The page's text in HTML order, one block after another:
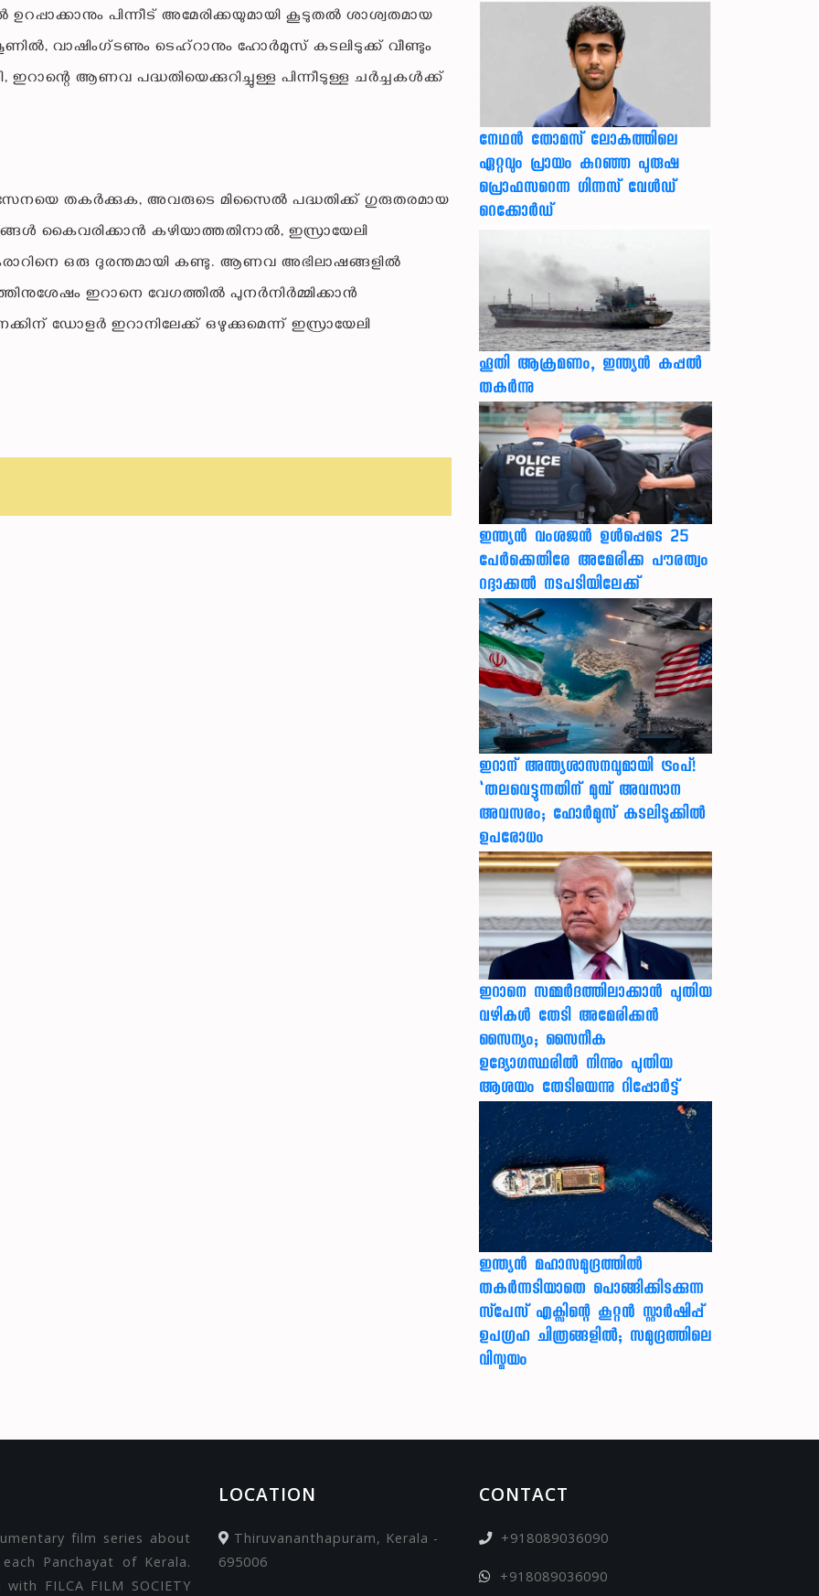
ഉറപ്പാക്കാനും പിന്നീട് അമേരിക്കയുമായി കൂടുതൽ ശാശ്വതമായ
വാഷിംഗ്ടണും ടെഹ്‌റാനും ഹോർമുസ് കടലിടുക്ക് വീണ്ടും
ഇറാന്റെ ആണവ പദ്ധതിയെക്കുറിച്ചുള്ള പിന്നീടുള്ള ചർച്ചകൾക്ക്
സേനയെ തകർക്കുക, അവരുടെ മിസൈൽ പദ്ധതിക്ക് ഗുരുതരമായ
കൈവരിക്കാൻ കഴിയാത്തതിനാൽ, ഇസ്രായേലി
ഒരു ദുരന്തമായി കണ്ടു. ആണവ അഭിലാഷങ്ങളിൽ
ഇറാനെ വേഗത്തിൽ പുനർനിർമ്മിക്കാൻ
ഡോളർ ഇറാനിലേക്ക് ഒഴുക്കുമെന്ന് ഇസ്രായേലി
നേഥന്‍ തോമസ് ലോകത്തിലെ
ഏറ്റവും പ്രായം കുറഞ്ഞ പുരുഷ
പ്രൊഫസറെന്ന ഗിന്നസ് വേള്‍ഡ്
റെക്കോര്‍ഡ്
ഹൂതി ആക്രമണം, ഇന്ത്യൻ കപ്പൽ
തകർന്നു
ഇന്ത്യന്‍ വംശജന്‍ ഉള്‍പ്പെടെ 25
പേര്‍ക്കെതിരേ അമേരിക്ക പൗരത്വം
റദ്ദാക്കല്‍ നടപടിയിലേക്ക്
ഇറാന് അന്ത്യശാസനവുമായി ട്രംപ്!
‘തലവെട്ടുന്നതിന് മുമ്പ് അവസാന
അവസരം; ഹോർമുസ് കടലിടുക്കിൽ
ഉപരോധം
ഇറാനെ സമ്മര്‍ദത്തിലാക്കാന്‍ പുതിയ
വഴികള്‍ തേടി അമേരിക്കന്‍
സൈന്യം; സൈനീക
ഉദ്യോഗസ്ഥരില്‍ നിന്നും പുതിയ
ആശയം തേടിയെന്നു റിപ്പോര്‍ട്ട്
ഇന്ത്യൻ മഹാസമുദ്രത്തിൽ
തകർന്നടിയാതെ പൊങ്ങിക്കിടക്കുന്ന
സ്‌പേസ് എക്സിന്റെ കൂറ്റൻ സ്റ്റാർഷിപ്പ്
ഉപഗ്രഹ ചിത്രങ്ങളിൽ; സമുദ്രത്തിലെ
വിസ്മയം
film series about
Panchayat of Kerala.
FILCA FILM SOCIETY
LOCATION
Thiruvananthapuram, Kerala -
695006
CONTACT
+918089036090
+918089036090